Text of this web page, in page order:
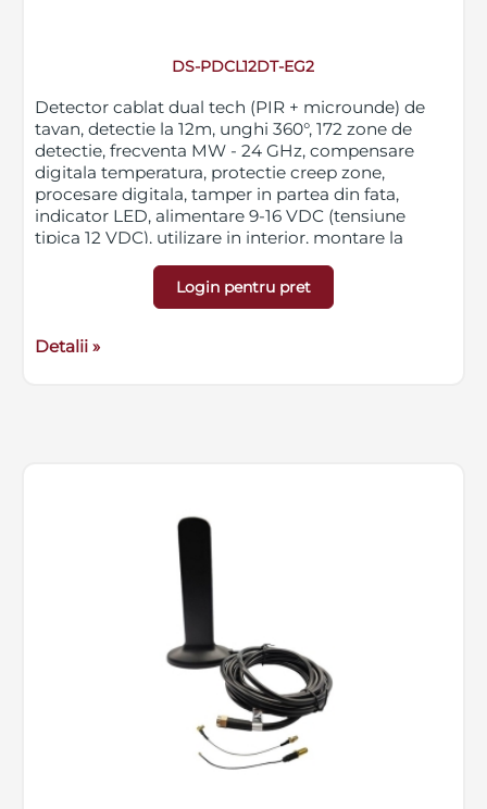
DS-PDCL12DT-EG2
Detector cablat dual tech (PIR + microunde) de
tavan, detectie la 12m, unghi 360°, 172 zone de
detectie, frecventa MW - 24 GHz, compensare
digitala temperatura, protectie creep zone,
procesare digitala, tamper in partea din fata,
indicator LED, alimentare 9-16 VDC (tensiune
tipica 12 VDC), utilizare in interior, montare la
mm, greutate 138gLogin pentru pret
Detalii »